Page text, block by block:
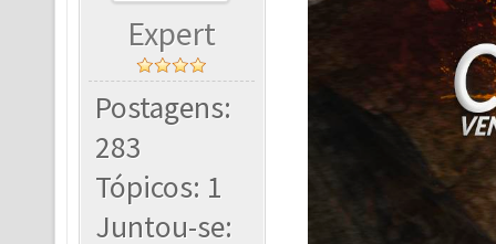
Expert
Postagens:
283
Tópicos: 1
Juntou-se: